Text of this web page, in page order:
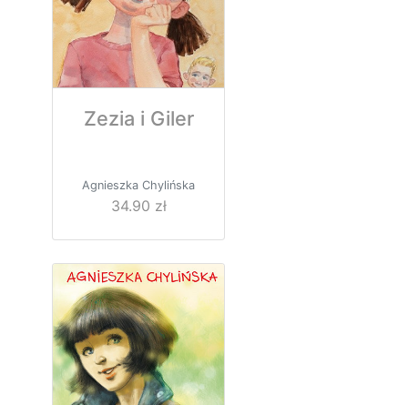
Zezia i Giler
Agnieszka Chylińska
34.90 zł